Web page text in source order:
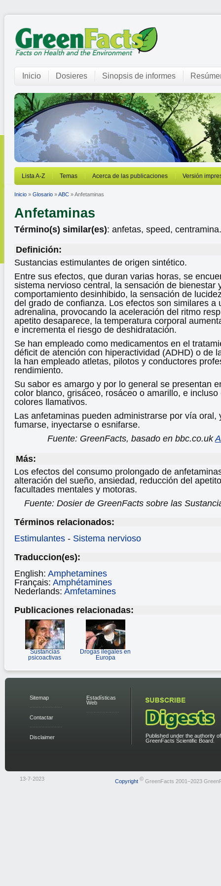
Inicio Dosieres Sinopsis de informes
Lista A-Z Temas Acerca de las publicaciones Versión
Inicio » Glosario »ABC » Anfetaminas
Anfetaminas
Término(s) similar(es): anfetas, speed, centramina.
Definición:
Sustancias estimulantes de origen sintético.
Entre sus efectos, que duran varias horas, se
sistema nervioso central, la sensación de bienestar
comportamiento desinhibido, la sensación de
del grado de confianza. Los efectos son similares a
adrenalina, provocando la aceleración del ritmo
apetito desaparece, la temperatura corporal
e incrementa el riesgo de deshidratación.
Se han empleado como medicamentos en el
déficit de atención con hiperactividad (ADHD) o de
la han empleado atletas, pilotos y conductores
rendimiento.
Su sabor es amargo y por lo general se presentan
color blanco, grisáceo, rosáceo o amarillo, e
colores llamativos.
Las anfetaminas pueden administrarse por vía oral,
fumarse, inyectarse o esnifarse.
Fuente: GreenFacts, basado en bbc.co.uk
Más:
Los efectos del consumo prolongado de
alteración del sueño, ansiedad, reducción del
facultades mentales y motoras.
Fuente: Dosier de GreenFacts sobre las
Términos relacionados:
Estimulantes - Sistema nervioso
Traduccion(es):
English: Amphetamines
Français: Amphétamines
Nederlands: Amfetamines
Publicaciones relacionadas:
Sustancias
psicoactivas
Drogas ilegales en
Europa
Sitemap
Contactar
Disclaimer
Estadísticas
Web
Published under the authority
GreenFacts Scientific Board.
13-7-2023 Copyright ©GreenFacts 2001–2023